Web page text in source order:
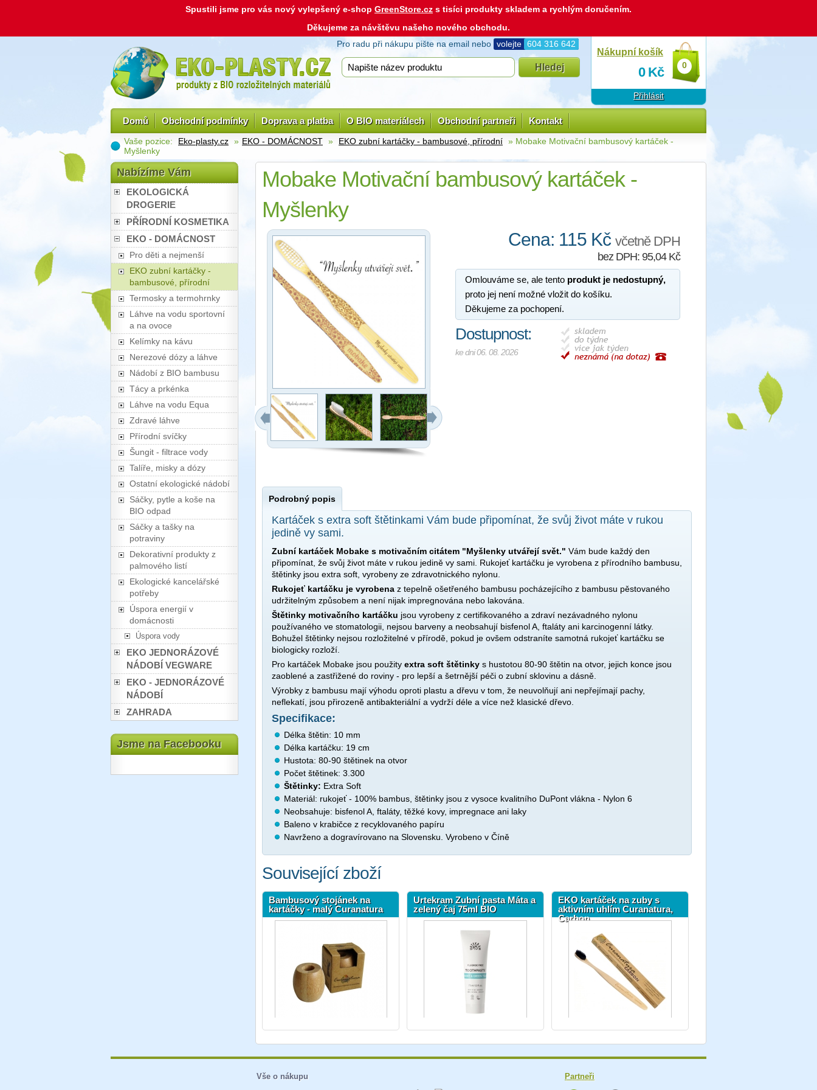
Spustili jsme pro vás nový vylepšený e-shop GreenStore.cz s tisíci produkty skladem a rychlým doručením.
Děkujeme za návštěvu našeho nového obchodu.
Pro radu při nákupu pište na email nebo volejte 604 316 642
Nákupní košík
0
0Kč
Přihlásit
Domů Obchodní podmínky Doprava a platba O BIO materiálech Obchodní partneři Kontakt
Vaše pozice: Eko-plasty.cz » EKO - DOMÁCNOST » EKO zubní kartáčky - bambusové, přírodní » Mobake Motivační bambusový kartáček -
Myšlenky
Nabízíme Vám
EKOLOGICKÁ
DROGERIE
PŘÍRODNÍ KOSMETIKA
EKO - DOMÁCNOST
Pro děti a nejmenší
EKO zubní kartáčky -
bambusové, přírodní
Termosky a termohrnky
Láhve na vodu sportovní
a na ovoce
Kelímky na kávu
Nerezové dózy a láhve
Nádobí z BIO bambusu
Tácy a prkénka
Láhve na vodu Equa
Zdravé láhve
Přírodní svíčky
Šungit - filtrace vody
Talíře, misky a dózy
Ostatní ekologické nádobí
Sáčky, pytle a koše na
BIO odpad
Sáčky a tašky na
potraviny
Dekorativní produkty z
palmového listí
Ekologické kancelářské
potřeby
Úspora energií v
domácnosti
Úspora vody
EKO JEDNORÁZOVÉ
NÁDOBÍ VEGWARE
EKO - JEDNORÁZOVÉ
NÁDOBÍ
ZAHRADA
Jsme na Facebooku
Mobake Motivační bambusový kartáček -
Myšlenky
Cena: 115 Kč včetně DPH
bez DPH: 95,04 Kč
Omlouváme se, ale tento produkt je nedostupný,
proto jej není možné vložit do košíku.
Děkujeme za pochopení.
Dostupnost:
ke dni 06. 08. 2026
Podrobný popis
Kartáček s extra soft štětinkami Vám bude připomínat, že svůj život máte v rukou
jedině vy sami.
Zubní kartáček Mobake s motivačním citátem "Myšlenky utvářejí svět." Vám bude každý den
připomínat, že svůj život máte v rukou jedině vy sami. Rukojeť kartáčku je vyrobena z přírodního bambusu,
štětinky jsou extra soft, vyrobeny ze zdravotnického nylonu.
Rukojeť kartáčku je vyrobena z tepelně ošetřeného bambusu pocházejícího z bambusu pěstovaného
udržitelným způsobem a není nijak impregnována nebo lakována.
Štětinky motivačního kartáčku jsou vyrobeny z certifikovaného a zdraví nezávadného nylonu
používaného ve stomatologii, nejsou barveny a neobsahují bisfenol A, ftaláty ani karcinogenní látky.
Bohužel štětinky nejsou rozložitelné v přírodě, pokud je ovšem odstraníte samotná rukojeť kartáčku se
biologicky rozloží.
Pro kartáček Mobake jsou použity extra soft štětinky s hustotou 80-90 štětin na otvor, jejich konce jsou
zaoblené a zastřižené do roviny - pro lepší a šetrnější péči o zubní sklovinu a dásně.
Výrobky z bambusu mají výhodu oproti plastu a dřevu v tom, že neuvolňují ani nepřejímají pachy,
neflekatí, jsou přirozeně antibakteriální a vydrží déle a více než klasické dřevo.
Specifikace:
Délka štětin: 10 mm
Délka kartáčku: 19 cm
Hustota: 80-90 štětinek na otvor
Počet štětinek: 3.300
Štětinky: Extra Soft
Materiál: rukojeť - 100% bambus, štětinky jsou z vysoce kvalitního DuPont vlákna - Nylon 6
Neobsahuje: bisfenol A, ftaláty, těžké kovy, impregnace ani laky
Baleno v krabičce z recyklovaného papíru
Navrženo a dogravírovano na Slovensku. Vyrobeno v Číně
Související zboží
Bambusový stojánek na
kartáčky - malý Curanatura
Urtekram Zubní pasta Máta a
zelený čaj 75ml BIO
EKO kartáček na zuby s
aktivním uhlím Curanatura,
Carbon
Vše o nákupu Partneři